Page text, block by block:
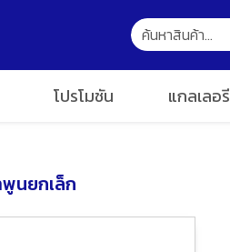
โปรโมชัน แกลเลอรี
นยกเล็ก